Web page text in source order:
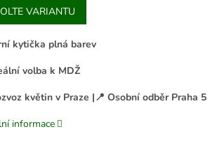
VARIANTU
kytička plná barev
volba k MDŽ
květin v Praze |📍 Osobní odběr Praha 5
informace